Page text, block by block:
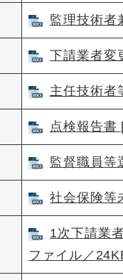
監理技術者
下請業者変
主任技術者
点検報告書
監督職員等
社会保険等
1次下請業
ファイル／